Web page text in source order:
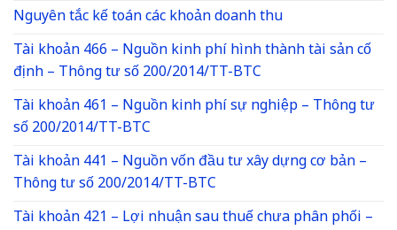
Nguyên tắc kế toán các khoản doanh thu
Tài khoản 466 – Nguồn kinh phí hình thành tài sản cố
định – Thông tư số 200/2014/TT-BTC
Tài khoản 461 – Nguồn kinh phí sự nghiệp – Thông tư
số 200/2014/TT-BTC
Tài khoản 441 – Nguồn vốn đầu tư xây dựng cơ bản –
Thông tư số 200/2014/TT-BTC
Tài khoản 421 – Lợi nhuận sau thuế chưa phân phối –